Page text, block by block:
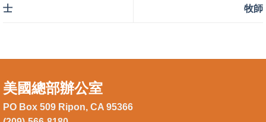
士
牧師
美國總部辦公室
PO Box 509 Ripon, CA 95366